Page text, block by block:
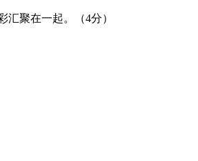
彩汇聚在一起。（4分）